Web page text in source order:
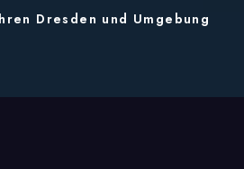
Dresden und Umgebung